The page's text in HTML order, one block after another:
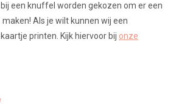
een knuffel worden gekozen om er een
Als je wilt kunnen wij een
printen. Kijk hiervoor bij onze
bestellen, maar kan meebesteld worden om